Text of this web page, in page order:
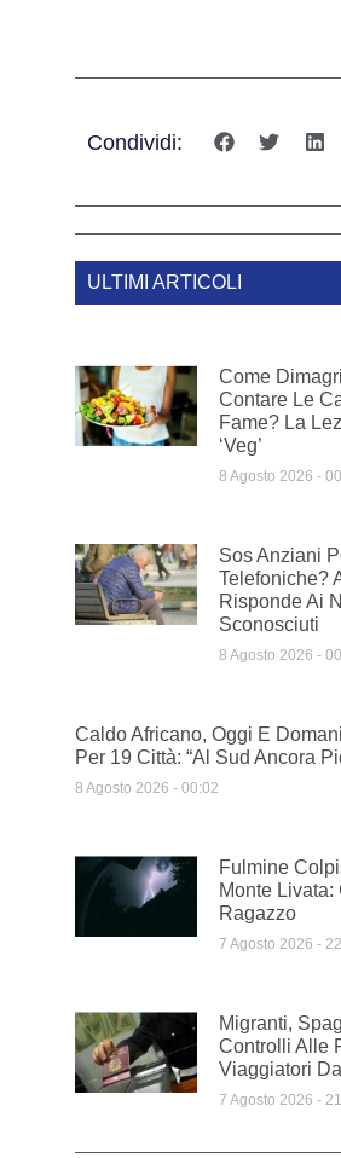
Condividi:
ULTIMI ARTICOLI
Come
Contare Le
Fame? La
‘veg’
8 Agosto 2026
Sos Anziani
Telefoniche?
Risponde Ai
Sconosciuti
8 Agosto 2026
Caldo Africano, Oggi E
Per 19 Città: “Al Sud Ancora
8 Agosto 2026 00:02
Fulmine
Monte Livata:
Ragazzo
7 Agosto 2026
Migranti,
Controlli Alle
Viaggiatori
7 Agosto 2026